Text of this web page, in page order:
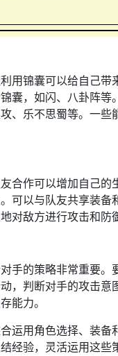
用锦囊可以给自己
囊，如闪、八卦阵
、乐不思蜀等。一
合作可以增加自己
可以与队友共享装
对敌方进行攻击和防
手的策略非常重要
，判断对手的攻击
能力。
运用角色选择、装
经验，灵活运用这些